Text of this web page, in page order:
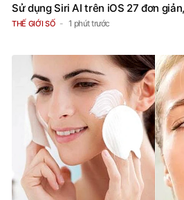
Sử dụng Siri AI trên iOS 27 đơn
THẾ GIỚI SỐ 1 phút trước